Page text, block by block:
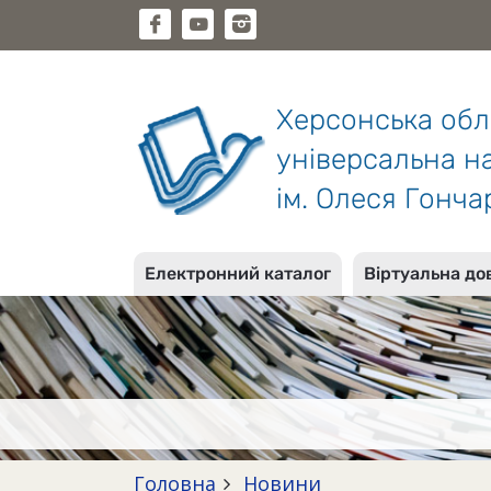
Херсонська
універсальна
ім. Олеся
Електронний каталог Віртуальна
Головна Новини